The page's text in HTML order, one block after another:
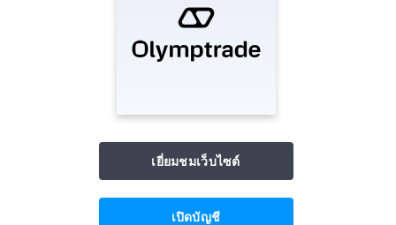
เยี่ยมชมเว็บไซต์
เปิดบัญชี